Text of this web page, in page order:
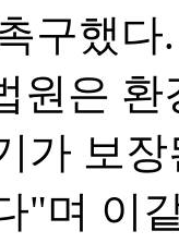
구했
원은
가 보
"며 이